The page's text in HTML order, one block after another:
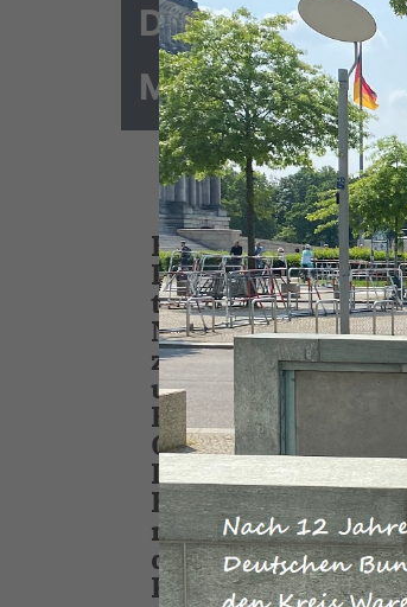
Deutsche
Münster-
Berlin. Auf
Reinhold
traf jetzt eine
Münsterland in
zusammen.
und dem
Benedikt Hüffer
Geschäftsführer
Lippe Burkhard
Hermann
nahmen an dem
der DB-